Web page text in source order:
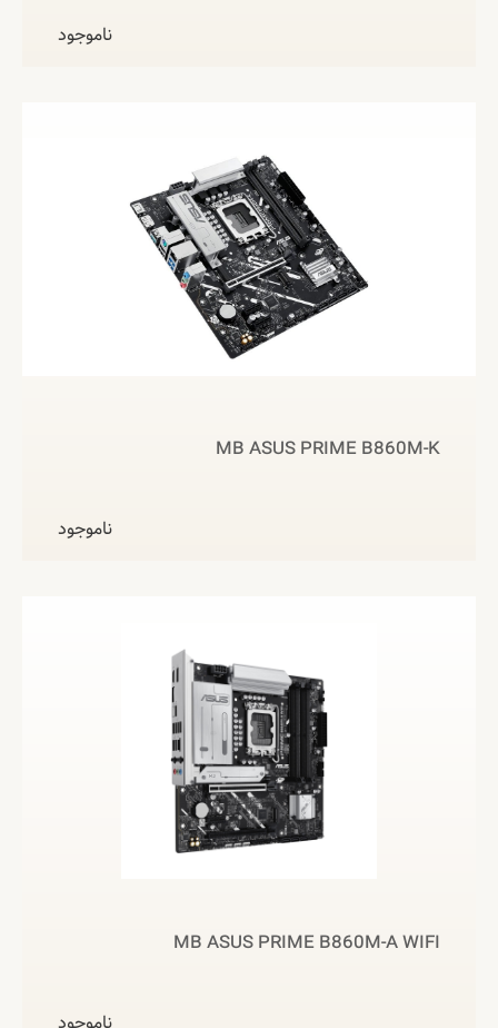
ناموجود
MB ASUS PRIME B860M-K
ناموجود
MB ASUS PRIME B860M-A WIFI